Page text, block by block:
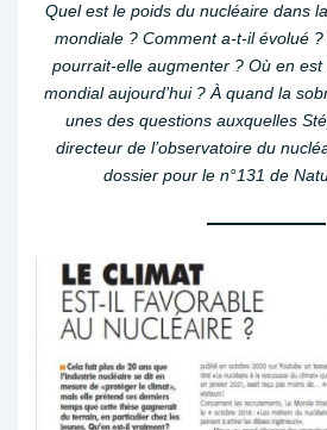
Quel est le poids du nucléaire dans
mondiale ? Comment a-t-il évolué
pourrait-elle augmenter ? Où en
mondial aujourd’hui ? À quand la
unes des questions auxquelles
directeur de l’observatoire du
dossier pour le n°131 de